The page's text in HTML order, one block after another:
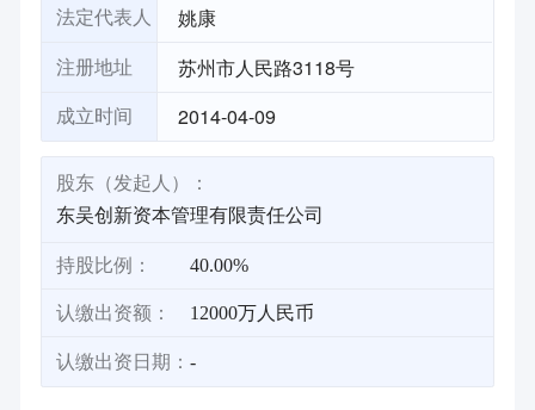
法定代表人 姚康
注册地址 苏州市人民路3118号
成立时间 2014-04-09
股东（发起人）：
东吴创新资本管理有限责任公司
持股比例： 40.00%
认缴出资额： 12000万人民币
认缴出资日期： -